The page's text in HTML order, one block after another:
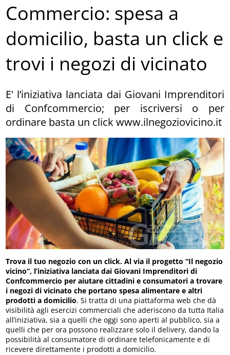
Commercio: spesa a
domicilio, basta un click e
trovi i negozi di vicinato
E' l’iniziativa lanciata dai Giovani Imprenditori
di Confcommercio; per iscriversi o per
ordinare basta un click www.ilnegoziovicino.it
Trova il tuo negozio con un click. Al via il progetto “Il negozio
vicino“, l’iniziativa lanciata dai Giovani Imprenditori di
Confcommercio per aiutare cittadini e consumatori a trovare
i negozi di vicinato che portano spesa alimentare e altri
prodotti a domicilio. Si tratta di una piattaforma web che dà
visibilità agli esercizi commerciali che aderiscono da tutta Italia
all’iniziativa, sia a quelli che oggi sono aperti al pubblico, sia a
quelli che per ora possono realizzare solo il delivery, dando la
possibilità al consumatore di ordinare telefonicamente e di
ricevere direttamente i prodotti a domicilio.